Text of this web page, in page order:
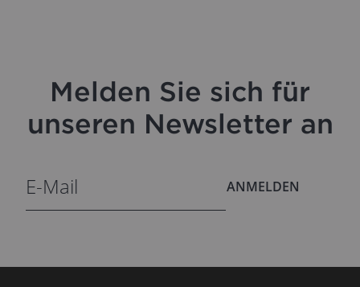
Melden Sie sich für
unseren Newsletter an
ANMELDEN